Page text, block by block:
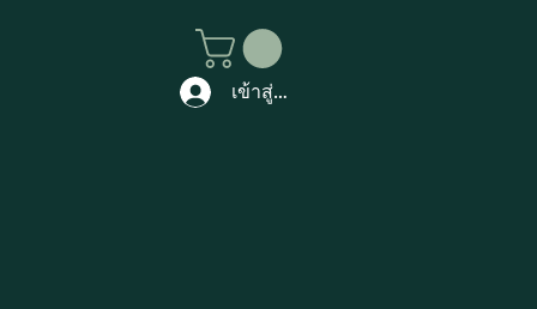
เข้าสู่ระบบ